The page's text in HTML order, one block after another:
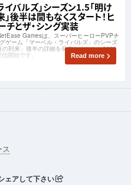
イバルズ」シーズン1.5「明け
後半は間もなくスタート！ヒ
チとザ・シング実装
Gamesは、スーパーヒーローPVPチ
ゲーム「マーベル・ライバルズ」のシーズ
の到来」後半の詳細を発表しました。2025
開始です。 Read more
ス
ェアして下さい